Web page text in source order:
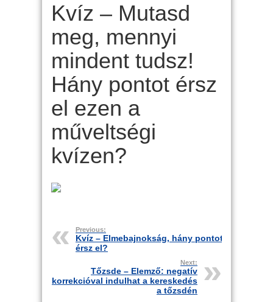
Kvíz – Mutasd
meg, mennyi
mindent tudsz!
Hány pontot érsz
el ezen a
műveltségi
kvízen?
Previous:
Kvíz – Elmebajnokság, hány pontot
érsz el?
Next:
Tőzsde – Elemző: negatív
korrekcióval indulhat a kereskedés
a tőzsdén